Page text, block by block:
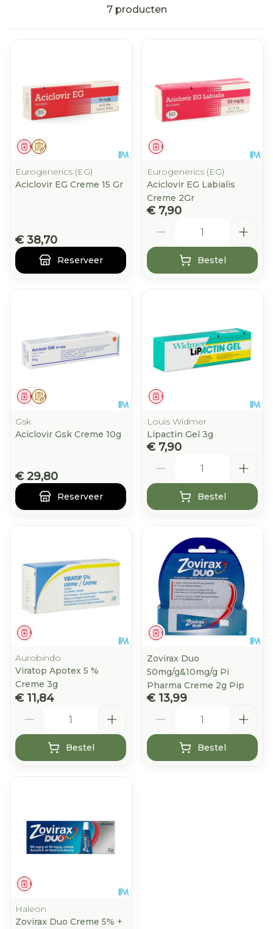
7producten
Op voorschrift
Geneesmiddel
Eurogenerics (EG)
Aciclovir EG Creme 15 Gr
€ 38,70
Reserveer
Geneesmiddel
Eurogenerics (EG)
Aciclovir EG Labialis
Creme 2Gr
€ 7,90
Bestel
Op voorschrift
Geneesmiddel
Gsk
Aciclovir Gsk Creme 10g
€ 29,80
Reserveer
Geneesmiddel
Louis Widmer
Lipactin Gel 3g
€ 7,90
Bestel
Geneesmiddel
Aurobindo
Viratop Apotex 5 %
Creme 3g
€ 11,84
Bestel
Geneesmiddel
Zovirax Duo
50mg/g&10mg/g Pi
Pharma Creme 2g Pip
€ 13,99
Bestel
Geneesmiddel
Haleon
Zovirax Duo Creme 5% +